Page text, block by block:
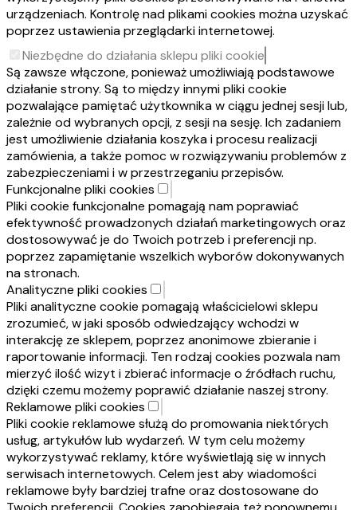
urządzeniach. Kontrolę nad plikami cookies można uzyskać
poprzez ustawienia przeglądarki internetowej.
Niezbędne do działania sklepu pliki cookie
Są zawsze włączone, ponieważ umożliwiają podstawowe
działanie strony. Są to między innymi pliki cookie
pozwalające pamiętać użytkownika w ciągu jednej sesji lub,
zależnie od wybranych opcji, z sesji na sesję. Ich zadaniem
jest umożliwienie działania koszyka i procesu realizacji
zamówienia, a także pomoc w rozwiązywaniu problemów z
zabezpieczeniami i w przestrzeganiu przepisów.
Funkcjonalne pliki cookies
Pliki cookie funkcjonalne pomagają nam poprawiać
efektywność prowadzonych działań marketingowych oraz
dostosowywać je do Twoich potrzeb i preferencji np.
poprzez zapamiętanie wszelkich wyborów dokonywanych
na stronach.
Analityczne pliki cookies
Pliki analityczne cookie pomagają właścicielowi sklepu
zrozumieć, w jaki sposób odwiedzający wchodzi w
interakcję ze sklepem, poprzez anonimowe zbieranie i
raportowanie informacji. Ten rodzaj cookies pozwala nam
mierzyć ilość wizyt i zbierać informacje o źródłach ruchu,
dzięki czemu możemy poprawić działanie naszej strony.
Reklamowe pliki cookies
Pliki cookie reklamowe służą do promowania niektórych
usług, artykułów lub wydarzeń. W tym celu możemy
wykorzystywać reklamy, które wyświetlają się w innych
serwisach internetowych. Celem jest aby wiadomości
reklamowe były bardziej trafne oraz dostosowane do